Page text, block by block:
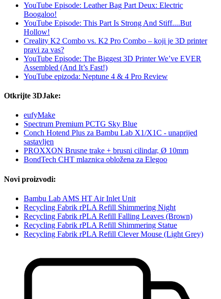
YouTube Episode: Leather Bag Part Deux: Electric
Boogaloo!
YouTube Episode: This Part Is Strong And Stiff....But
Hollow!
Creality K2 Combo vs. K2 Pro Combo – koji je 3D printer
pravi za vas?
YouTube Episode: The Biggest 3D Printer We’ve EVER
Assembled (And It’s Fast!)
YouTube epizoda: Neptune 4 & 4 Pro Review
Otkrijte 3DJake:
eufyMake
Spectrum Premium PCTG Sky Blue
Conch Hotend Plus za Bambu Lab X1/X1C - unaprijed
sastavljen
PROXXON Brusne trake + brusni cilindar, Ø 10mm
BondTech CHT mlaznica obložena za Elegoo
Novi proizvodi:
Bambu Lab AMS HT Air Inlet Unit
Recycling Fabrik rPLA Refill Shimmering Night
Recycling Fabrik rPLA Refill Falling Leaves (Brown)
Recycling Fabrik rPLA Refill Shimmering Statue
Recycling Fabrik rPLA Refill Clever Mouse (Light Grey)